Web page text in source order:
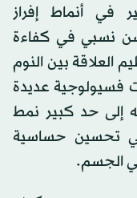
في أنماط إفراز
نسبي في كفاءة
العلاقة بين النوم
فسيولوجية عديدة
إلى حد كبير نمط
تحسين حساسية
الجسم.